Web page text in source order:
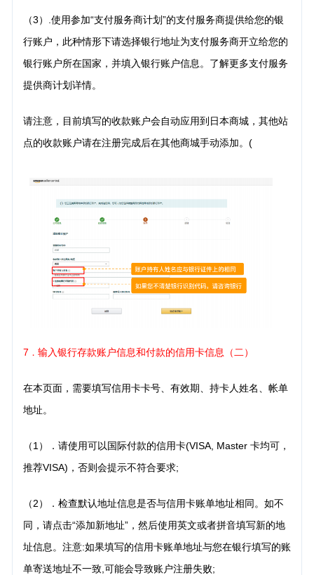
（3）.使用参加“支付服务商计划”的支付服务商提供给您的银
行账户，此种情形下请选择银行地址为支付服务商开立给您的
银行账户所在国家，并填入银行账户信息。了解更多支付服务
提供商计划详情。
请注意，目前填写的收款账户会自动应用到日本商城，其他站
点的收款账户请在注册完成后在其他商城手动添加。(
7 ． 输入银行存款账户信息和付款的信用卡信息（二）
在本页面，需要填写信用卡卡号、有效期、持卡人姓名、帐单
地址。
（1）．请使用可以国际付款的信用卡(VISA, Master 卡均可，
推荐VISA)，否则会提示不符合要求;
（2）．检查默认地址信息是否与信用卡账单地址相同。如不
同，请点击“添加新地址”，然后使用英文或者拼音填写新的地
址信息。注意:如果填写的信用卡账单地址与您在银行填写的账
单寄送地址不一致,可能会导致账户注册失败;